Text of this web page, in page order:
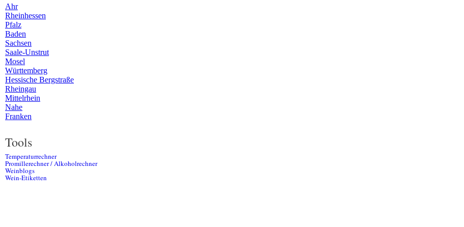
Ahr
Rheinhessen
Pfalz
Baden
Sachsen
Saale-Unstrut
Mosel
Württemberg
Hessische Bergstraße
Rheingau
Mittelrhein
Nahe
Franken
Tools
Temperaturrechner
Promillerechner / Alkoholrechner
Weinblogs
Wein-Etiketten